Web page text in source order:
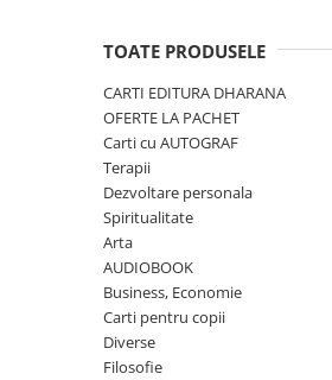
Dezvoltare personala
Spiritualitate
AUDIOBOOK
Business, Economie
Carti pentru copii
TOATE PRODUSELE
CARTI EDITURA DHARANA
OFERTE LA PACHET
Carti cu AUTOGRAF
Terapii
Dezvoltare personala
Spiritualitate
Arta
AUDIOBOOK
Business, Economie
Carti pentru copii
Diverse
Filosofie